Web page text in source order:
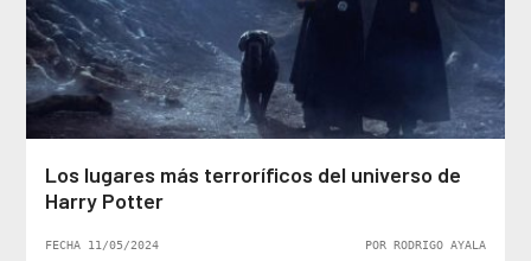
Los lugares más terroríficos del universo de
Harry Potter
FECHA 11/05/2024 POR RODRIGO AYALA